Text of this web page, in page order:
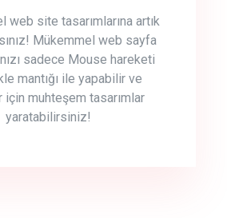
web site tasarımlarına artık
Mükemmel web sayfa
sadece Mouse hareketi
mantığı ile yapabilir ve
için muhteşem tasarımlar
yaratabilirsiniz!